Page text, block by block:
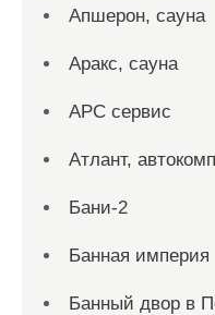
Апшерон, сауна
Аракс, сауна
АРС сервис
Атлант,
Бани-2
Банная империя
Банный двор в